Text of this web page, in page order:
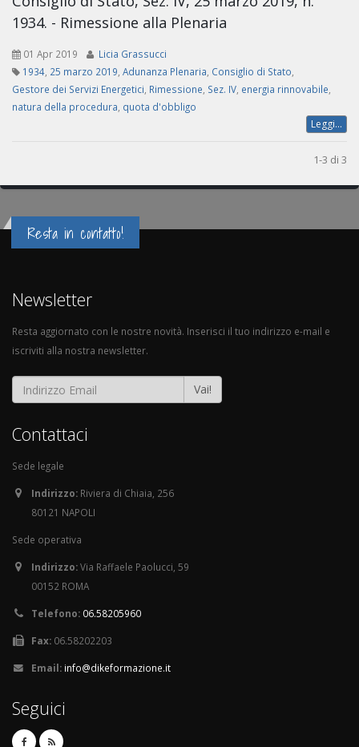
1934. - Rimessione alla Plenaria
01 Apr 2019
Licia Grassucci
1934 25 marzo 2019 Adunanza Plenaria Consiglio di Stato
Gestore dei Servizi Energetici Rimessione Sez. IV energia rinnovabile
natura della procedura quota d'obbligo
Leggi...
1-3 di 3
Resta in contatto!
Newsletter
Resta aggiornato con le nostre novità. Inserisci il tuo indirizzo e-mail e
iscriviti alla nostra newsletter.
Vai!
Contattaci
Sede legale
Indirizzo: Riviera di Chiaia, 256
80121 NAPOLI
Sede operativa
Indirizzo:Via Raffaele Paolucci, 59
00152 ROMA
Telefono: 06.58205960
Fax: 06.58202203
Email: info@dikeformazione.it
Seguici